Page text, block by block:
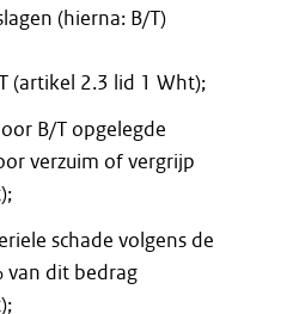
(hierna: B/T)
(artikel 2.3 lid 1 Wht);
B/T opgelegde
verzuim of vergrijp
schade volgens de
van dit bedrag